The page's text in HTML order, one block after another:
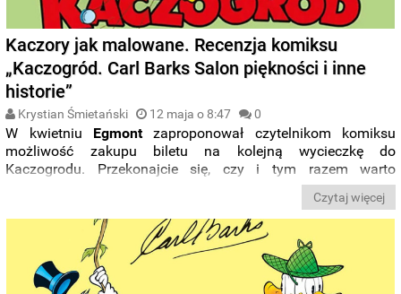
Kaczory jak malowane. Recenzja komiksu
„Kaczogród. Carl Barks Salon piękności i inne
historie”
Krystian Śmietański 12 maja o 8:47 0
W kwietniu Egmontzaproponował czytelnikom komiksu
możliwość zakupu biletu na kolejną wycieczkę do
Kaczogrodu. Przekonajcie się, czy i tym razem warto
odwiedzić Sknerusa i Donalda, by poznać kolejne kacze
Czytaj więcej